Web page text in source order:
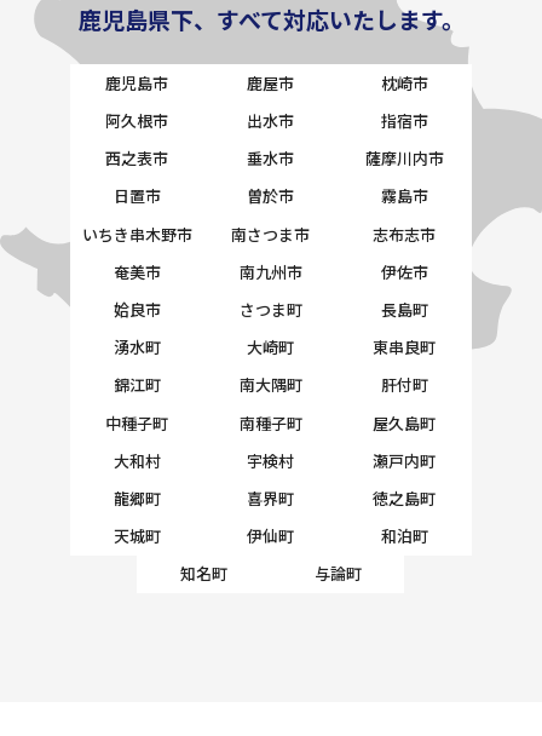
鹿児島県下、すべて対応いたします。
鹿児島市 鹿屋市
枕崎市
阿久根市
出水市
指宿市
西之表市
垂水市
薩摩川内市
日置市
曽於市
霧島市
いちき串木野市
南さつま市
志布志市
奄美市
南九州市
伊佐市
姶良市
さつま町
長島町
湧水町
大崎町
東串良町
錦江町
南大隅町
肝付町
中種子町
南種子町
屋久島町
大和村
宇検村
瀬戸内町
龍郷町
喜界町
徳之島町
天城町
伊仙町
和泊町
知名町
与論町